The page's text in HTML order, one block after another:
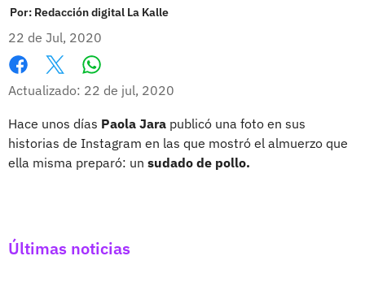
Por: Redacción digital La Kalle
22 de Jul, 2020
Facebook
X
Actualizado: 22 de jul, 2020
Hace unos días Paola Jara publicó una foto en sus
historias de Instagram en las que mostró el almuerzo que
ella misma preparó: un sudado de pollo.
Últimas noticias